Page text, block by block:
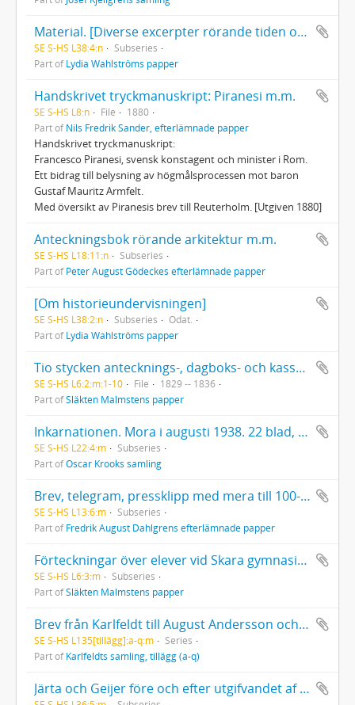
Material. [Diverse excerpter rörande tiden omkring 1800]
SE S-HS L38:4:n
Subseries
Part ofLydia Wahlströms papper
Handskrivet tryckmanuskript: Piranesi m.m.
SE S-HS L8:n File
1880
Part ofNils Fredrik Sander, efterlämnade papper
Handskrivet tryckmanuskript:
Francesco Piranesi, svensk konstagent och minister i Rom.
Ett bidrag till belysning av högmålsprocessen mot baron
Gustaf Mauritz Armfelt.
Med översikt av Piranesis brev till Reuterholm. [Utgiven 1880]
Anteckningsbok rörande arkitektur m.m.
SE S-HS L18:11:n
Subseries
Part ofPeter August Gödeckes efterlämnade papper
[Om historieundervisningen]
SE S-HS L38:2:n Subseries
Odat.
Part ofLydia Wahlströms papper
Tio stycken antecknings-, dagboks- och kassaböcker delvis med interfolierade almanacksblad
SE S-HS L6:2:m:1-10 File
1829 -- 1836
Part ofSläkten Malmstens papper
Inkarnationen. Mora i augusti 1938. 22 blad, folio
SE S-HS L22:4:m
Subseries
Part ofOscar Krooks samling
Brev, telegram, pressklipp med mera till 100-årsfesten vid minnet av F. A. Dahlgrens födelse 1916
SE S-HS L13:6:m
Subseries
Part ofFredrik August Dahlgrens efterlämnade papper
Förteckningar över elever vid Skara gymnasium, apologist- och trivialskolor vårterminen 1826, höstterminen 1830
SE S-HS L6:3:m
Subseries
Part ofSläkten Malmstens papper
Brev från Karlfeldt till August Andersson och hans hustru Hilma
SE S-HS L135[tillägg]:a-q:m
Series
Part ofKarlfeldts samling, tillägg (a-q)
Järta och Geijer före och efter utgifvandet af den senares Litteraturblad, samt [excerpter]: Hans Järta till Nils von Rosenstein angående den förres inval i Svenska akademien 1819, m.m.